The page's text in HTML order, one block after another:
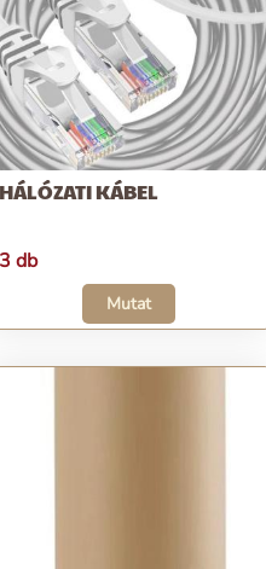
HÁLÓZATI KÁBEL
3 db
Mutat